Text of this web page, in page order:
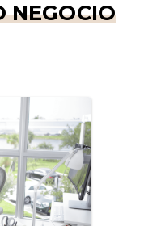
NEGOCIO